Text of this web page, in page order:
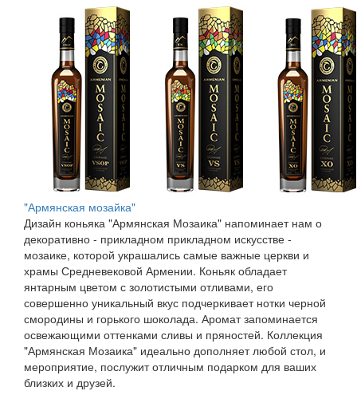
"Армянская мозайка"
Дизайн коньяка "Армянская Мозаика" напоминает нам о
декоративно - прикладном прикладном искусстве -
мозаике, которой украшались самые важные церкви и
храмы Средневековой Армении. Коньяк обладает
янтарным цветом с золотистыми отливами, его
совершенно уникальный вкус подчеркивает нотки черной
смородины и горького шоколада. Аромат запоминается
освежающими оттенками сливы и пряностей. Коллекция
"Армянская Мозаика" идеально дополняет любой стол, и
мероприятие, послужит отличным подарком для ваших
близких и друзей.